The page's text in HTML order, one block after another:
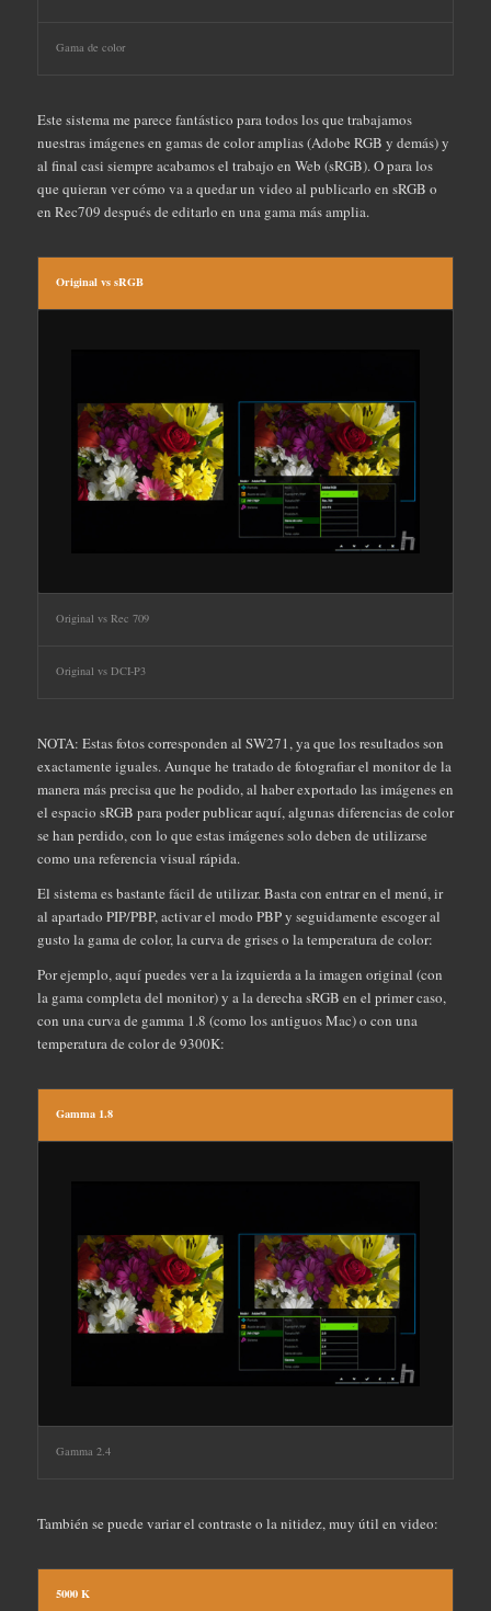
Gama de color
Este sistema me parece fantástico para todos los que trabajamos
nuestras imágenes en gamas de color amplias (Adobe RGB y demás) y
al final casi siempre acabamos el trabajo en Web (sRGB). O para los
que quieran ver cómo va a quedar un video al publicarlo en sRGB o
en Rec709 después de editarlo en una gama más amplia.
Original vs sRGB
Original vs Rec 709
Original vs DCI-P3
NOTA: Estas fotos corresponden al SW271, ya que los resultados son
exactamente iguales. Aunque he tratado de fotografiar el monitor de la
manera más precisa que he podido, al haber exportado las imágenes en
el espacio sRGB para poder publicar aquí, algunas diferencias de color
se han perdido, con lo que estas imágenes solo deben de utilizarse
como una referencia visual rápida.
El sistema es bastante fácil de utilizar. Basta con entrar en el menú, ir
al apartado PIP/PBP, activar el modo PBP y seguidamente escoger al
gusto la gama de color, la curva de grises o la temperatura de color:
Por ejemplo, aquí puedes ver a la izquierda a la imagen original (con
la gama completa del monitor) y a la derecha sRGB en el primer caso,
con una curva de gamma 1.8 (como los antiguos Mac) o con una
temperatura de color de 9300K:
Gamma 1.8
Gamma 2.4
También se puede variar el contraste o la nitidez, muy útil en video:
5000 K